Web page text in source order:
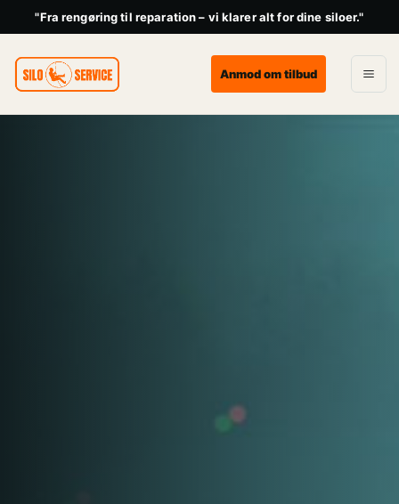
"Fra rengøring til reparation – vi klarer alt for dine siloer."
Anmod om tilbud